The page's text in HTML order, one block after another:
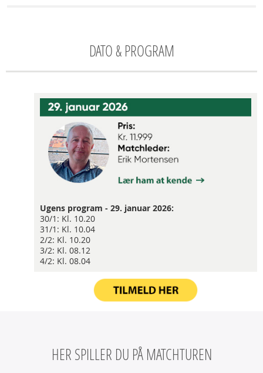
DATO & PROGRAM
Ugens program - 29. januar 2026:
30/1: Kl. 10.20
31/1: Kl. 10.04
2/2: Kl. 10.20
3/2: Kl. 08.12
4/2: Kl. 08.04
HER SPILLER DU PÅ MATCHTUREN